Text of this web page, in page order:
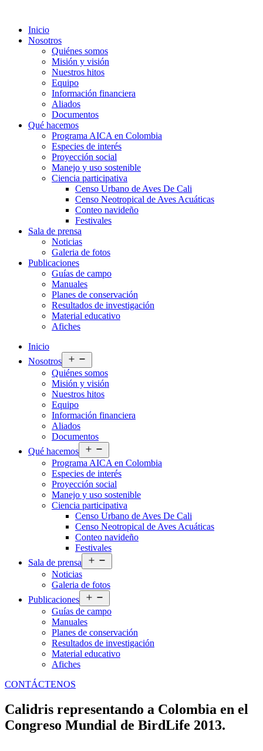
Inicio
Nosotros
Quiénes somos
Misión y visión
Nuestros hitos
Equipo
Información financiera
Aliados
Documentos
Qué hacemos
Programa AICA en Colombia
Especies de interés
Proyección social
Manejo y uso sostenible
Ciencia participativa
Censo Urbano de Aves De Cali
Censo Neotropical de Aves Acuáticas
Conteo navideño
Festivales
Sala de prensa
Noticias
Galeria de fotos
Publicaciones
Guías de campo
Manuales
Planes de conservación
Resultados de investigación
Material educativo
Afiches
Inicio
Nosotros
el
menú
Quiénes somos
Misión y visión
Nuestros hitos
Equipo
Información financiera
Aliados
Documentos
Qué hacemos
el
menú
Programa AICA en Colombia
Especies de interés
Proyección social
Manejo y uso sostenible
Ciencia participativa
Censo Urbano de Aves De Cali
Censo Neotropical de Aves Acuáticas
Conteo navideño
Festivales
Sala de prensa
el
Noticias
Galeria de fotos
Publicaciones
el
menú
Guías de campo
Manuales
Planes de conservación
Resultados de investigación
Material educativo
Afiches
CONTÁCTENOS
Calidris representando a Colombia en el
Congreso Mundial de BirdLife 2013.